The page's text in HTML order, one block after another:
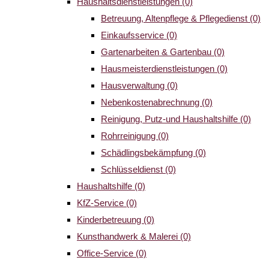
Betreuung, Altenpflege & Pflegedienst (0)
Einkaufsservice (0)
Gartenarbeiten & Gartenbau (0)
Hausmeisterdienstleistungen (0)
Hausverwaltung (0)
Nebenkostenabrechnung (0)
Reinigung, Putz-und Haushaltshilfe (0)
Rohrreinigung (0)
Schädlingsbekämpfung (0)
Schlüsseldienst (0)
Haushaltshilfe (0)
KfZ-Service (0)
Kinderbetreuung (0)
Kunsthandwerk & Malerei (0)
Office-Service (0)